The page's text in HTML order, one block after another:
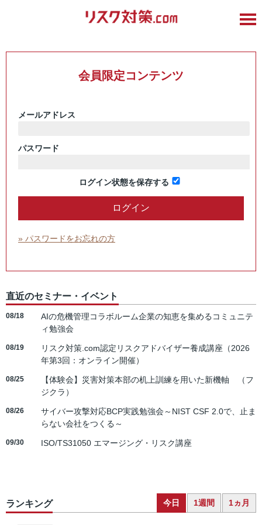
会員限定コンテンツ
メールアドレス
パスワード
ログイン状態を保存する
» パスワードをお忘れの方
直近のセミナー・イベント
08/18
AIの危機管理コラボルーム企業の知恵を集めるコミュニテ
ィ勉強会
08/19
リスク対策.com認定リスクアドバイザー養成講座（2026
年第3回：オンライン開催）
08/25
【体験会】災害対策本部の机上訓練を用いた新機軸 （フ
ジクラ）
08/26
サイバー攻撃対応BCP実践勉強会～NIST CSF 2.0で、止ま
らない会社をつくる～
09/30 ISO/TS31050 エマージング・リスク講座
ランキング 今日 1週間 1ヵ月